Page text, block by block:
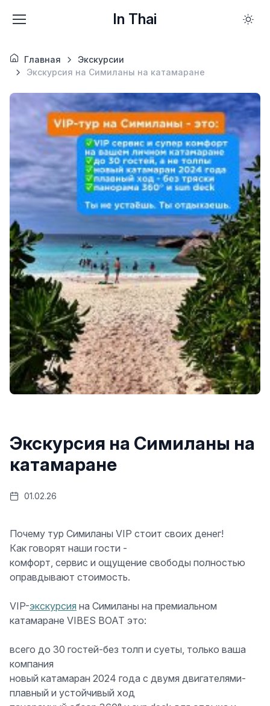
In Thai
Главная
Экскурсии
Экскурсия на Симиланы на катамаране
Экскурсия на Симиланы на
катамаране
01.02.26
Почему тур Симиланы VIP стоит своих денег!
Как говорят наши гости -
комфорт, сервис и ощущение свободы полностью
оправдывают стоимость.
VIP-экскурсия на Симиланы на премиальном
катамаране VIBES BOAT это:
всего до 30 гостей-без толп и суеты, только ваша
компания
новый катамаран 2024 года с двумя двигателями-
плавный и устойчивый ход